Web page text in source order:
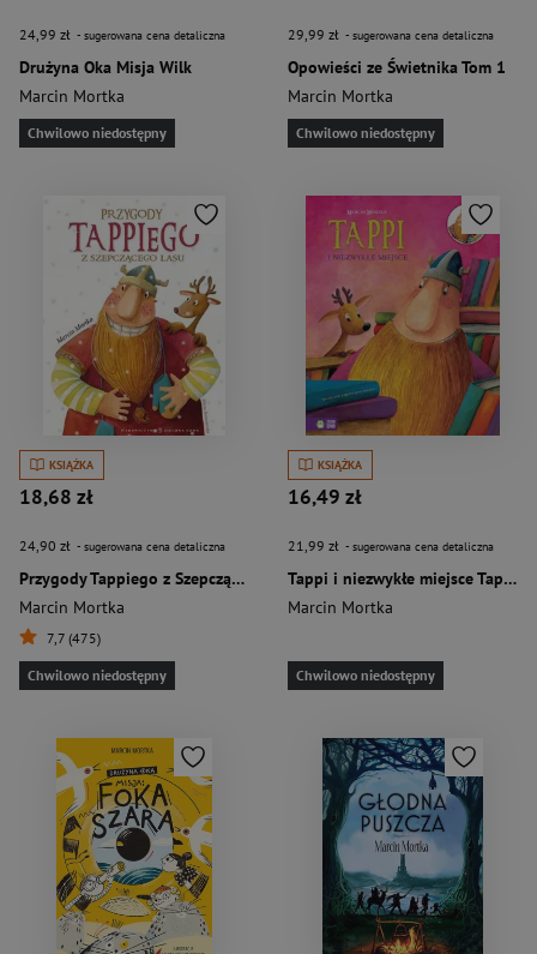
24,99 zł - sugerowana cena detaliczna
Drużyna Oka Misja Wilk
Marcin Mortka
Chwilowo niedostępny
29,99 zł - sugerowana cena detaliczna
Opowieści ze Świetnika Tom 1
Marcin Mortka
Chwilowo niedostępny
KSIĄŻKA
18,68 zł
24,90 zł - sugerowana cena detaliczna
Przygody Tappiego z Szepczącego Lasu
Marcin Mortka
7,7 (475)
Chwilowo niedostępny
KSIĄŻKA
16,49 zł
21,99 zł - sugerowana cena detaliczna
Tappi i niezwykłe miejsce Tappi i przyjaciele
Marcin Mortka
Chwilowo niedostępny